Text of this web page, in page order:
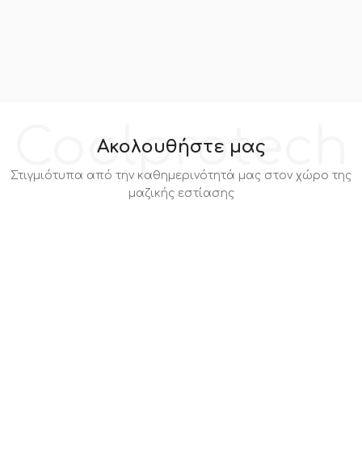
Coolprotech
Ακολουθήστε μας
Στιγμιότυπα από την καθημερινότητά μας στον χώρο της
μαζικής εστίασης